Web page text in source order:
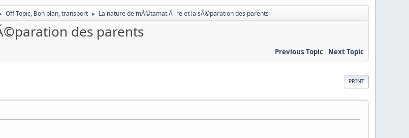
Off Topic, Bon plan, transport ► La nature de mÃ©tamatiÃ¨re et la sÃ©paration des parents
des parents
Previous Topic- Next Topic
PRINT